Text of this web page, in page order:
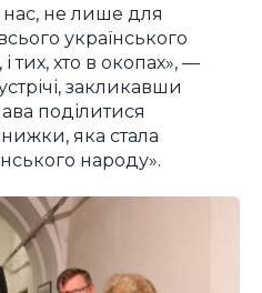
не лише для
українського
тих, хто в окопах», —
закликавши
поділитися
яка стала
народу».